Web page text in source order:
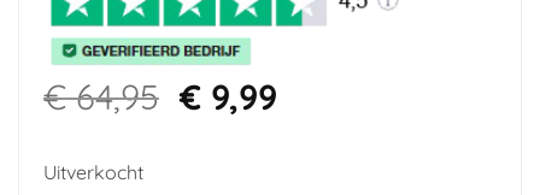
€64,95 Oorspronkelijke
prijs
€9,99Huidige
Uitverkocht